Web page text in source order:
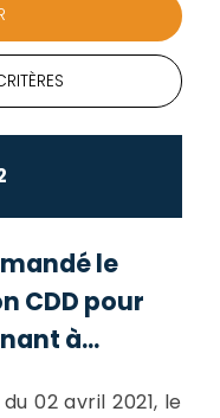
le
CDD pour
à...
02 avril 2021, le